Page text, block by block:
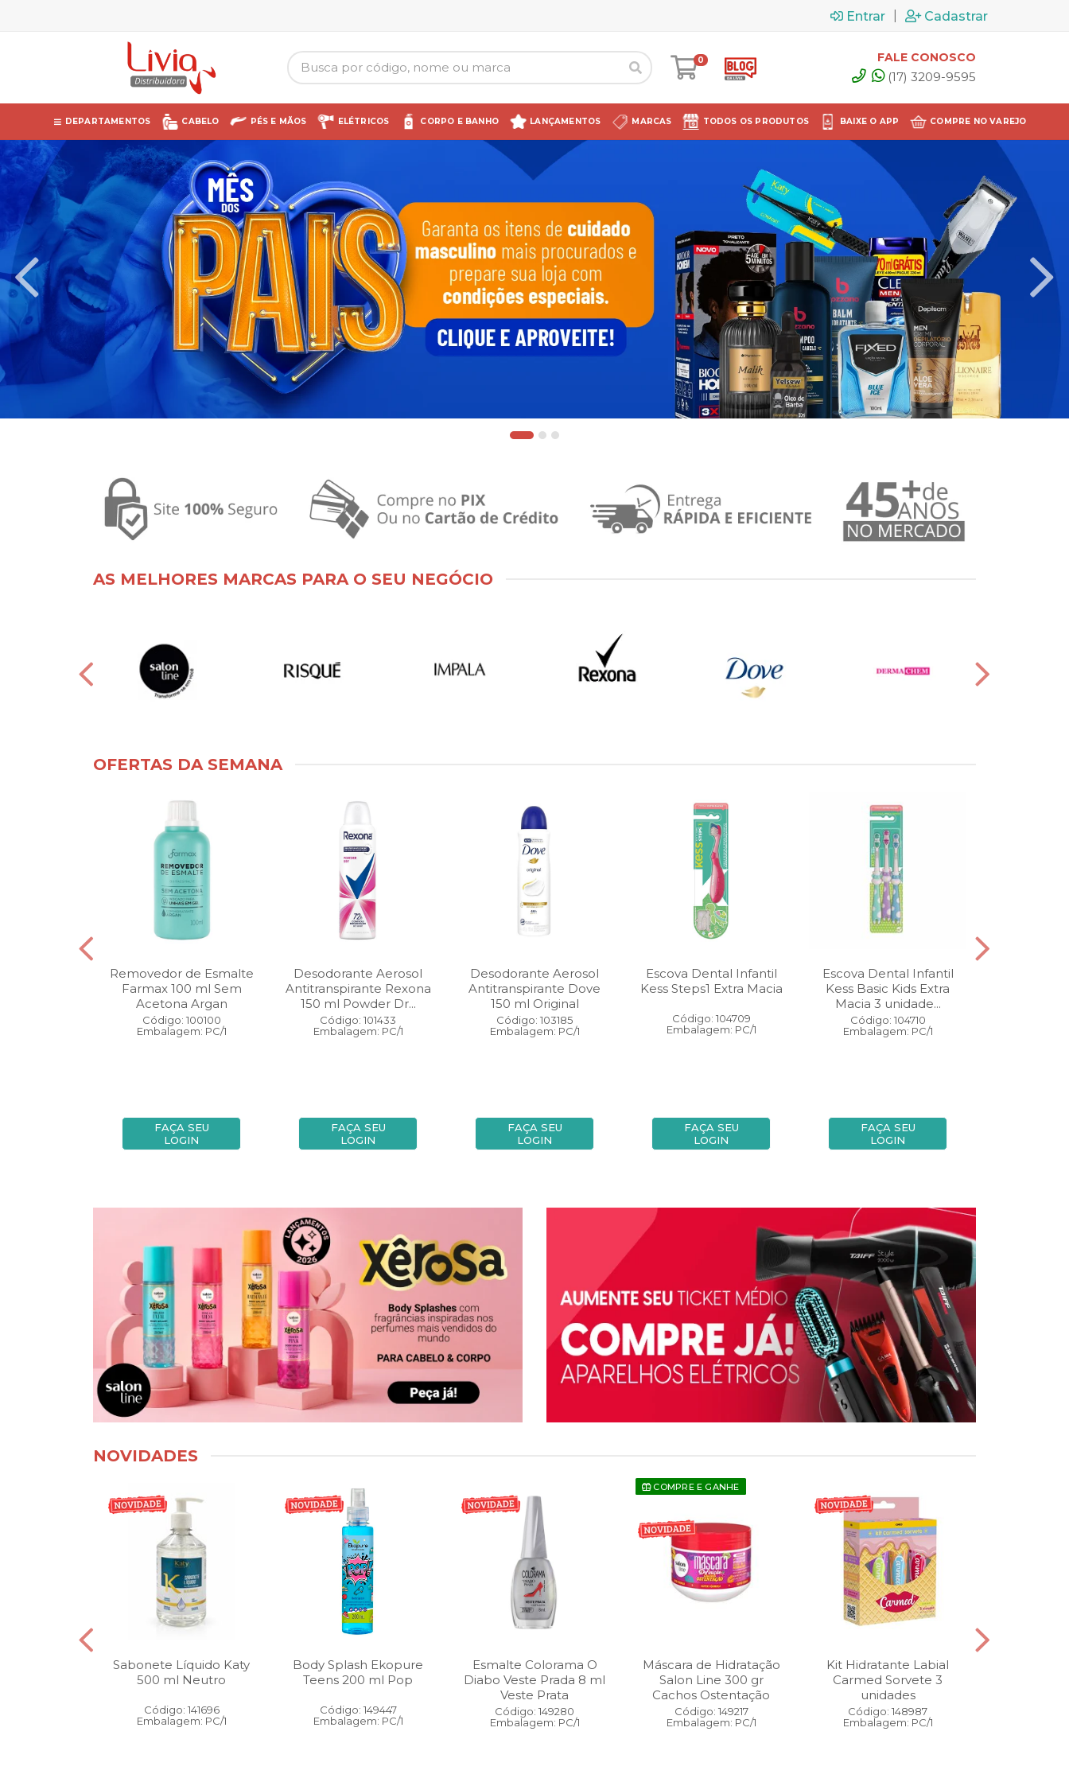
Entrar Cadastrar
0 FALE CONOSCO
(17) 3209-9595
DEPARTAMENTOS CABELO PÉS E MÃOS ELÉTRICOS CORPO E BANHO LANÇAMENTOS MARCAS TODOS OS PRODUTOS BAIXE O APP COMPRE NO VAREJO
AS MELHORES MARCAS PARA O SEU NEGÓCIO
OFERTAS DA SEMANA
Removedor de Esmalte
Farmax 100 ml Sem
Acetona Argan
Código: 100100
Embalagem: PC/1
FAÇA SEU
LOGIN
Desodorante Aerosol
Antitranspirante Rexona
150 ml Powder Dr...
Código: 101433
Embalagem: PC/1
FAÇA SEU
LOGIN
Desodorante Aerosol
Antitranspirante Dove
150 ml Original
Código: 103185
Embalagem: PC/1
FAÇA SEU
LOGIN
Escova Dental Infantil
Kess Steps1 Extra Macia
Código: 104709
Embalagem: PC/1
FAÇA SEU
LOGIN
Escova Dental Infantil
Kess Basic Kids Extra
Macia 3 unidade...
Código: 104710
Embalagem: PC/1
FAÇA SEU
LOGIN
NOVIDADES
Sabonete Líquido Katy
500 ml Neutro
Código: 141696
Embalagem: PC/1
Body Splash Ekopure
Teens 200 ml Pop
Código: 149447
Embalagem: PC/1
Esmalte Colorama O
Diabo Veste Prada 8 ml
Veste Prata
Código: 149280
Embalagem: PC/1
COMPRE E GANHE
Máscara de Hidratação
Salon Line 300 gr
Cachos Ostentação
Código: 149217
Embalagem: PC/1
Kit Hidratante Labial
Carmed Sorvete 3
unidades
Código: 148987
Embalagem: PC/1